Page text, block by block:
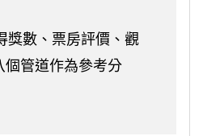
獎數、票房評價、觀
個管道作為參考分